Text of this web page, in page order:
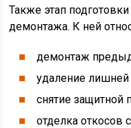
Также этап
демонтажа. К ней
демонтаж
удаление
снятие защитной
отделка откосов